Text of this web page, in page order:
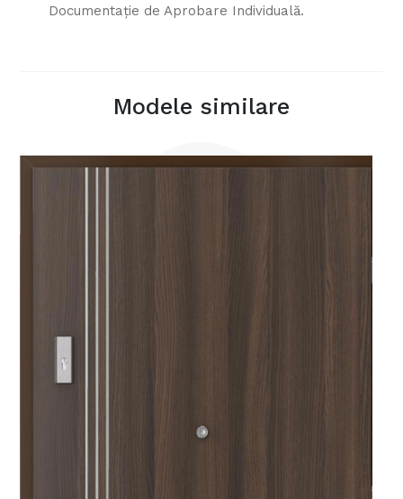
Documentație de Aprobare Individuală.
Modele similare